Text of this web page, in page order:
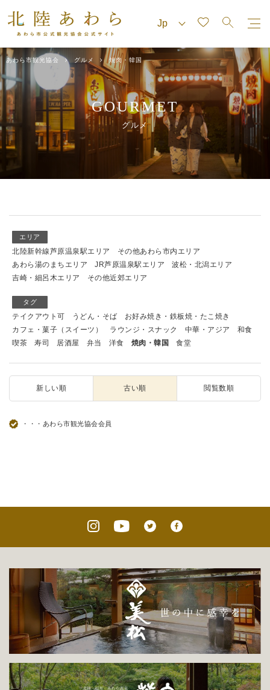
あわら市観光協会 グルメ 焼肉・韓国
GOURMET
グルメ
エリア
北陸新幹線芦原温泉駅エリア
その他あわら市内エリア
あわら湯のまちエリア
JR芦原温泉駅エリア
波松・北潟エリア
吉崎・細呂木エリア
その他近郊エリア
タグ
テイクアウト可 うどん・そば
お好み焼き・鉄板焼・たこ焼き
カフェ・菓子（スイーツ）
ラウンジ・スナック 中華・アジア
和食
喫茶
寿司 居酒屋 弁当 洋食 焼肉・韓国 食堂
新しい順 古い順 閲覧数順
・・・あわら市観光協会会員